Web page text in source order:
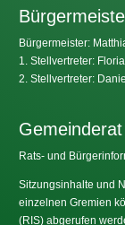
Bürgermeister:
1. Stellvertreter:
2. Stellvertreter:
Gemeinderat
Rats- und
Sitzungsinhalte und
einzelnen Gremien
(RIS) abgerufen